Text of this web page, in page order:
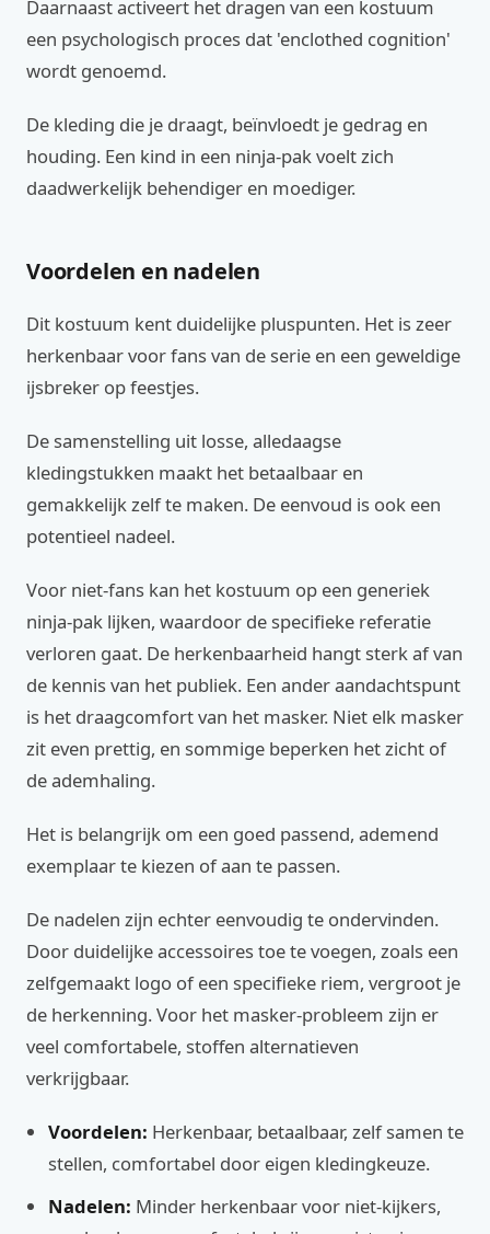
Daarnaast activeert het dragen van een kostuum
een psychologisch proces dat 'enclothed cognition'
wordt genoemd.
De kleding die je draagt, beïnvloedt je gedrag en
houding. Een kind in een ninja-pak voelt zich
daadwerkelijk behendiger en moediger.
Voordelen en nadelen
Dit kostuum kent duidelijke pluspunten. Het is zeer
herkenbaar voor fans van de serie en een geweldige
ijsbreker op feestjes.
De samenstelling uit losse, alledaagse
kledingstukken maakt het betaalbaar en
gemakkelijk zelf te maken. De eenvoud is ook een
potentieel nadeel.
Voor niet-fans kan het kostuum op een generiek
ninja-pak lijken, waardoor de specifieke referatie
verloren gaat. De herkenbaarheid hangt sterk af van
de kennis van het publiek. Een ander aandachtspunt
is het draagcomfort van het masker. Niet elk masker
zit even prettig, en sommige beperken het zicht of
de ademhaling.
Het is belangrijk om een goed passend, ademend
exemplaar te kiezen of aan te passen.
De nadelen zijn echter eenvoudig te ondervinden.
Door duidelijke accessoires toe te voegen, zoals een
zelfgemaakt logo of een specifieke riem, vergroot je
de herkenning. Voor het masker-probleem zijn er
veel comfortabele, stoffen alternatieven
verkrijgbaar.
Voordelen: Herkenbaar, betaalbaar, zelf samen te
stellen, comfortabel door eigen kledingkeuze.
Nadelen: Minder herkenbaar voor niet-kijkers,